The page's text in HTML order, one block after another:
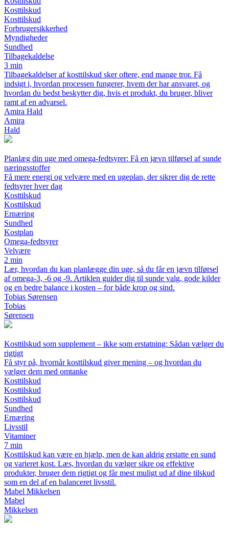
Kosttilskud
Kosttilskud
Forbrugersikkerhed
Myndigheder
Sundhed
Tilbagekaldelse
3 min
Tilbagekaldelser af kosttilskud sker oftere, end mange tror. Få
indsigt i, hvordan processen fungerer, hvem der har ansvaret, og
hvordan du bedst beskytter dig, hvis et produkt, du bruger, bliver
ramt af en advarsel.
Amira Hald
Amira
Hald
Planlæg din uge med omega-fedtsyrer: Få en jævn tilførsel af sunde
næringsstoffer
Få mere energi og velvære med en ugeplan, der sikrer dig de rette
fedtsyrer hver dag
Kosttilskud
Kosttilskud
Ernæring
Sundhed
Kostplan
Omega-fedtsyrer
Velvære
2 min
Lær, hvordan du kan planlægge din uge, så du får en jævn tilførsel
af omega-3, -6 og -9. Artiklen guider dig til sunde valg, gode kilder
og en bedre balance i kosten – for både krop og sind.
Tobias Sørensen
Tobias
Sørensen
Kosttilskud som supplement – ikke som erstatning: Sådan vælger du
rigtigt
Få styr på, hvornår kosttilskud giver mening – og hvordan du
vælger dem med omtanke
Kosttilskud
Kosttilskud
Kosttilskud
Sundhed
Ernæring
Livsstil
Vitaminer
7 min
Kosttilskud kan være en hjælp, men de kan aldrig erstatte en sund
og varieret kost. Læs, hvordan du vælger sikre og effektive
produkter, bruger dem rigtigt og får mest muligt ud af dine tilskud
som en del af en balanceret livsstil.
Mabel Mikkelsen
Mabel
Mikkelsen